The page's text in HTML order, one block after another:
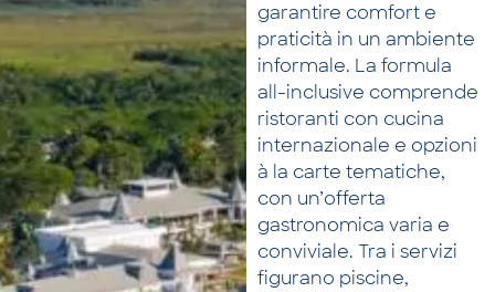
garantire comfort e
praticità in un ambiente
informale. La formula
all-inclusive comprende
ristoranti con cucina
internazionale e opzioni
à la carte tematiche,
con un’offerta
gastronomica varia e
conviviale. Tra i servizi
figurano piscine,